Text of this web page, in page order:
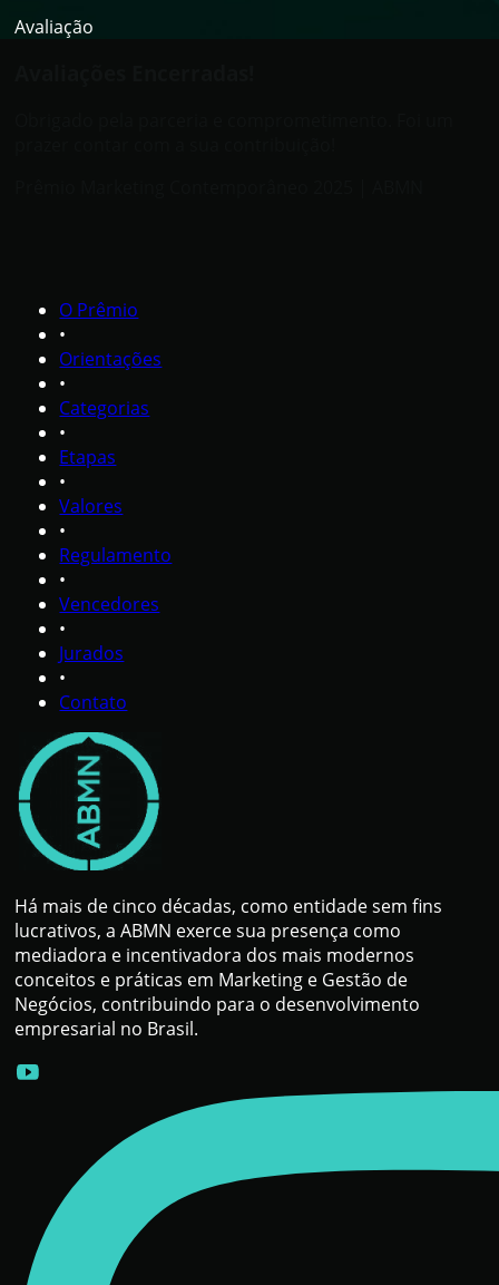
Avaliação
O Prêmio
•
Orientações
•
Categorias
•
Etapas
•
Valores
•
Regulamento
•
Vencedores
•
Jurados
•
Contato
Há mais de cinco décadas, como entidade sem fins
lucrativos, a ABMN exerce sua presença como
mediadora e incentivadora dos mais modernos
conceitos e práticas em Marketing e Gestão de
Negócios, contribuindo para o desenvolvimento
empresarial no Brasil.